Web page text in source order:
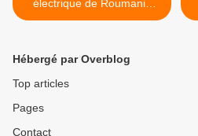
électrique de Roumanie
roule dans les rues de Cluj.
Hébergé par Overblog
Top articles
Pages
Contact